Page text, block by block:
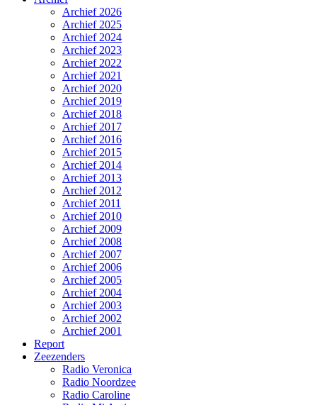
Archief 2026
Archief 2025
Archief 2024
Archief 2023
Archief 2022
Archief 2021
Archief 2020
Archief 2019
Archief 2018
Archief 2017
Archief 2016
Archief 2015
Archief 2014
Archief 2013
Archief 2012
Archief 2011
Archief 2010
Archief 2009
Archief 2008
Archief 2007
Archief 2006
Archief 2005
Archief 2004
Archief 2003
Archief 2002
Archief 2001
Report
Zeezenders
Radio Veronica
Radio Noordzee
Radio Caroline